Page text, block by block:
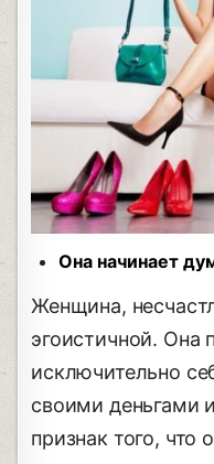
Она начинает
Женщина,
эгоистичной. Она
исключительно
своими деньгами
признак того, что